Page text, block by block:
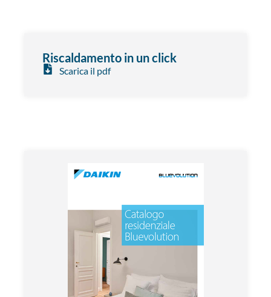
Riscaldamento in un click
Scarica il pdf